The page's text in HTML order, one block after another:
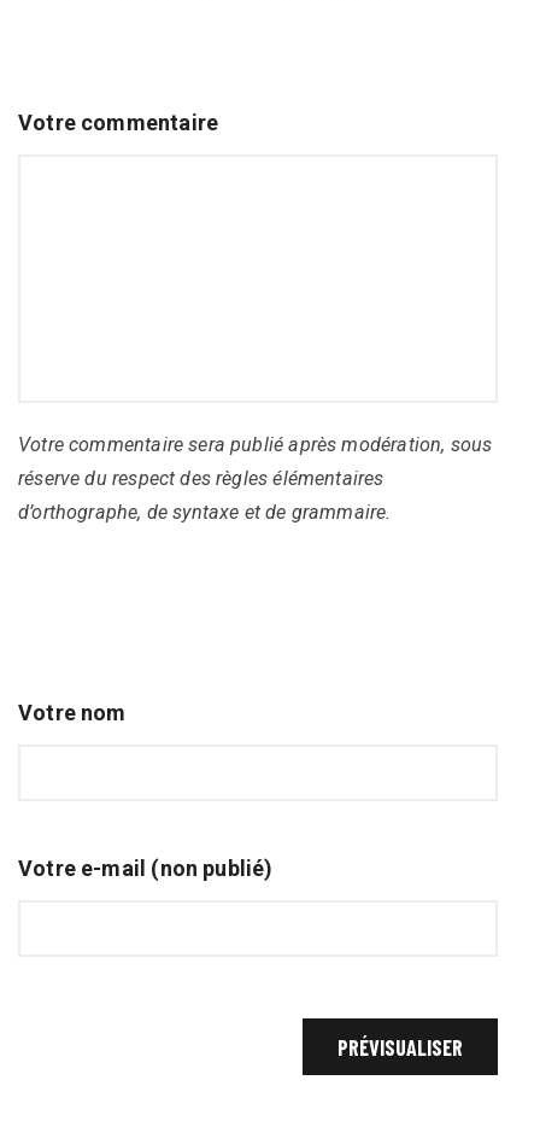
Votre commentaire
Votre commentaire sera publié après modération, sous
réserve du respect des règles élémentaires
d’orthographe, de syntaxe et de grammaire.
Votre nom
Votre e-mail (non publié)